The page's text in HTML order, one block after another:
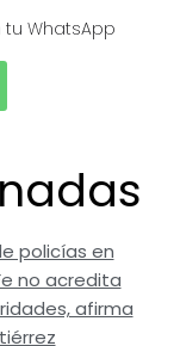
WhatsApp
policías en
no acredita
afirma